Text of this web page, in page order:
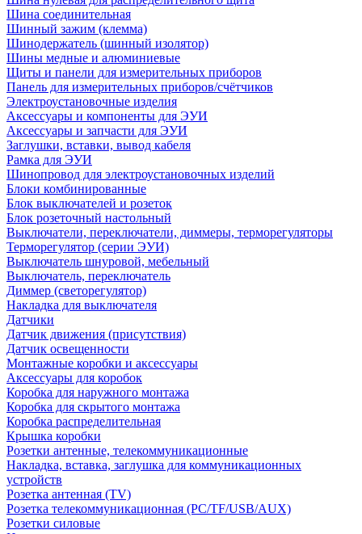
Шина соединительная
Шинный зажим (клемма)
Шинодержатель (шинный изолятор)
Шины медные и алюминиевые
Щиты и панели для измерительных приборов
Панель для измерительных приборов/счётчиков
Электроустановочные изделия
Аксессуары и компоненты для ЭУИ
Аксессуары и запчасти для ЭУИ
Заглушки, вставки, вывод кабеля
Рамка для ЭУИ
Шинопровод для электроустановочных изделий
Блоки комбинированные
Блок выключателей и розеток
Блок розеточный настольный
Выключатели, переключатели, диммеры, терморегуляторы
Терморегулятор (серии ЭУИ)
Выключатель шнуровой, мебельный
Выключатель, переключатель
Диммер (светорегулятор)
Накладка для выключателя
Датчики
Датчик движения (присутствия)
Датчик освещенности
Монтажные коробки и аксессуары
Аксессуары для коробок
Коробка для наружного монтажа
Коробка для скрытого монтажа
Коробка распределительная
Крышка коробки
Розетки антенные, телекоммуникационные
Накладка, вставка, заглушка для коммуникационных
устройств
Розетка антенная (TV)
Розетка телекоммуникационная (PC/TF/USB/AUX)
Розетки силовые